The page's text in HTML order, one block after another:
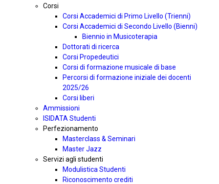
Corsi
Corsi Accademici di Primo Livello (Trienni)
Corsi Accademici di Secondo Livello (Bienni)
Biennio in Musicoterapia
Dottorati di ricerca
Corsi Propedeutici
Corsi di formazione musicale di base
Percorsi di formazione iniziale dei docenti
2025/26
Corsi liberi
Ammissioni
ISIDATA Studenti
Perfezionamento
Masterclass & Seminari
Master Jazz
Servizi agli studenti
Modulistica Studenti
Riconoscimento crediti